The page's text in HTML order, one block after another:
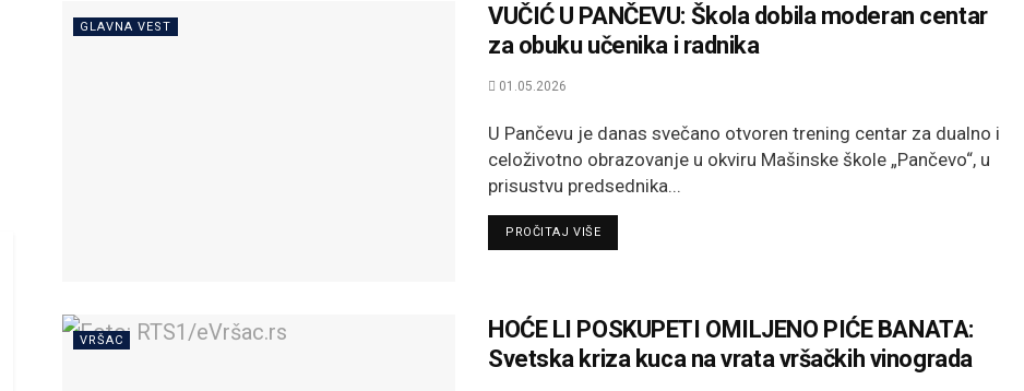
GLAVNA VEST
VUČIĆ U PANČEVU: Škola dobila moderan centar
za obuku učenika i radnika
01.05.2026
U Pančevu je danas svečano otvoren trening centar za dualno i
celoživotno obrazovanje u okviru Mašinske škole „Pančevo“, u
prisustvu predsednika...
PROČITAJ VIŠEDETAILS
VRŠAC
HOĆE LI POSKUPETI OMILJENO PIĆE BANATA:
Svetska kriza kuca na vrata vršačkih vinograda